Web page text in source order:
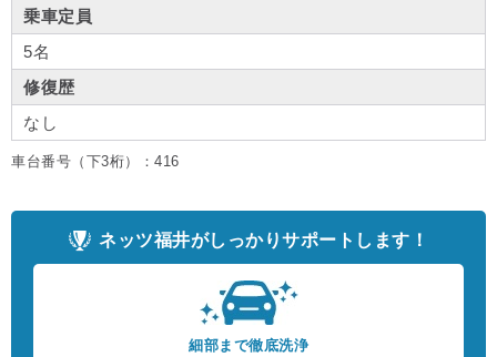
乗車定員
5名
修復歴
なし
車台番号（下3桁）：416
ネッツ福井がしっかりサポートします！
細部まで徹底洗浄